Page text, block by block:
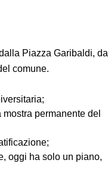
Piazza Garibaldi, da
comune.
permanente del
oggi ha solo un piano,